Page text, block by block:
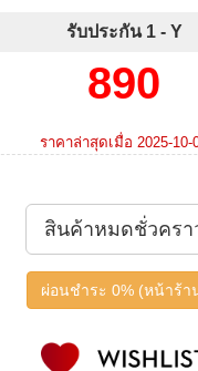
รับประกัน 1 - Y
890
ราคาล่าสุดเมื่อ 2025-10-
สินค้าหมดชั่วครา
ผ่อนชำระ 0% (หน้าร้า